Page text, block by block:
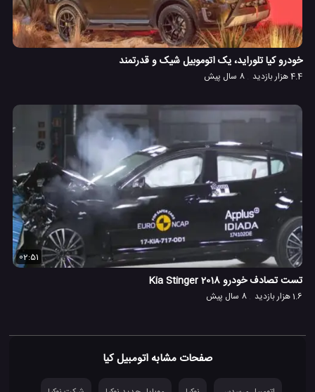
خودرو کیا تلوراید، یک اتوموبیل شیک و قدرتمند
4.4 هزار بازدید 8 سال پیش
02:51
تست تصادف خودرو Kia Stinger 2018
1.6 هزار بازدید 8 سال پیش
صفحات مشابه اتومبیل کیا